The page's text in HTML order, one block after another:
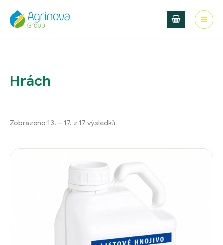
obsah
Hrách
Zobrazeno 13. – 17. z 17 výsledků